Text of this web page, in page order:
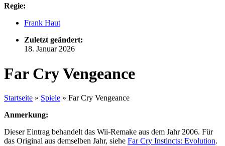
Regie:
Frank Haut
Zuletzt geändert:
18. Januar 2026
Far Cry Vengeance
Startseite » Spiele » Far Cry Vengeance
Anmerkung:
Dieser Eintrag behandelt das Wii-Remake aus dem Jahr 2006. Für
das Original aus demselben Jahr, siehe Far Cry Instincts: Evolution.